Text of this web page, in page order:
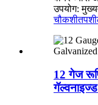
उपयोग:
चौकशी
12 गेज